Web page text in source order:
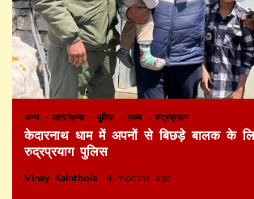
अन्य उत्तराखण्ड पुलिस राज्य रुद्रप्रयाग
केदारनाथ धाम में अपनों से बिछड़े बालक के
रुद्रप्रयाग पुलिस
Vinay Kainthola 4 months ago